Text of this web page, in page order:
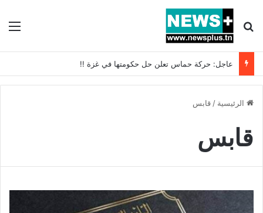
بحث عن
عاجل: حركة حماس تعلن حل حكومتها في غزة !!
الرئيسية / قابس
قابس